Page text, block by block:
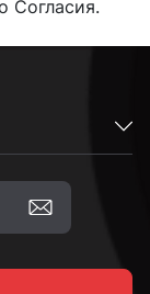
Согласия.